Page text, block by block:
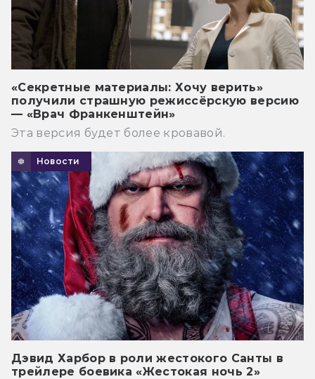
«Секретные материалы: Хочу верить»
получили страшную режиссёрскую версию
— «Врач Франкенштейн»
Эта версия будет более кровавой.
Новости
Дэвид Харбор в роли жестокого Санты в
трейлере боевика «Жестокая ночь 2»